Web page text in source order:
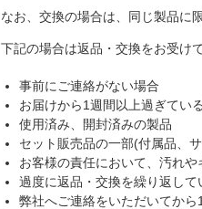
なお、交換の場合は、同じ製品に
下記の場合は返品・交換をお受け
事前にご連絡がない場合
お届けから1週間以上過ぎてい
使用済み、開封済みの製品
セット販売品の一部(付属品、
お客様の責任において、汚れ
過度に返品・交換を繰り返して
弊社へご連絡をいただいてか